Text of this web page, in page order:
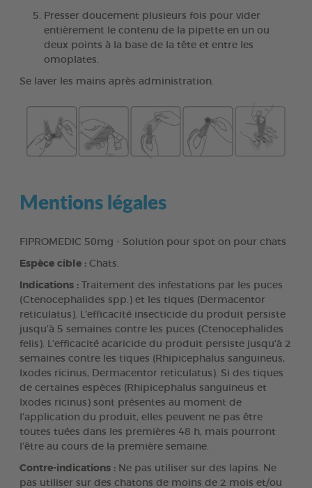
Presser doucement plusieurs fois pour vider
entièrement le contenu de la pipette en un ou
deux points à la base de la tête et entre les
omoplates.
Se laver les mains après administration.
Mentions légales
FIPROMEDIC 50mg - Solution pour spot on pour chats
Espèce cible : Chats.
Indications : Traitement des infestations par les puces
(Ctenocephalides spp.) et les tiques (Dermacentor
reticulatus). L’efficacité insecticide du produit persiste
jusqu’à 5 semaines contre les puces (Ctenocephalides
felis). L’efficacité acaricide du produit persiste jusqu’à 2
semaines contre les tiques (Rhipicephalus sanguineus,
Ixodes ricinus, Dermacentor reticulatus). Si des tiques
de certaines espèces (Rhipicephalus sanguineus et
Ixodes ricinus) sont présentes au moment de
l’application du produit, elles peuvent ne pas être
toutes tuées dans les premières 48 h, mais pourront
l’être au cours de la première semaine.
Contre-indications : Ne pas utiliser sur des lapins. Ne
pas utiliser sur des chatons de moins de 2 mois et/ou